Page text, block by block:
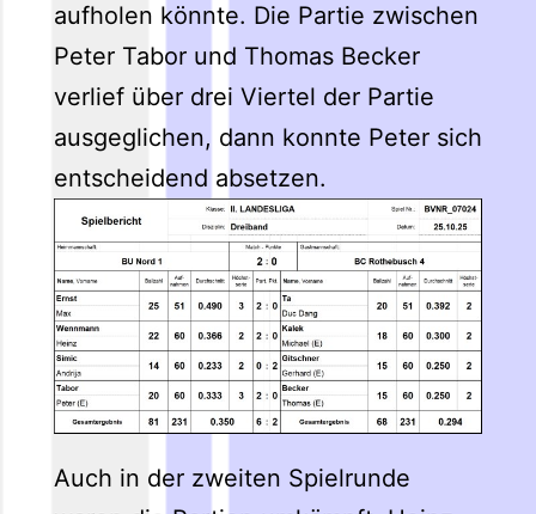
aufholen könnte. Die Partie zwischen
Peter Tabor und Thomas Becker
verlief über drei Viertel der Partie
ausgeglichen, dann konnte Peter sich
entscheidend absetzen.
Auch in der zweiten Spielrunde